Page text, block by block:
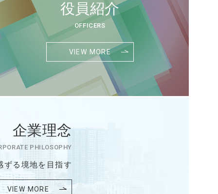
役員紹介
OFFICERS
VIEW MORE
企業理念
PHILOSOPHY
ずる境地を目指す
VIEW MORE